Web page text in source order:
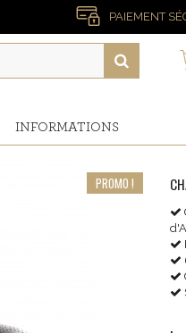
PAIEMENT
INFORMATIONS
PROMO !